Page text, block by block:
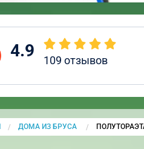
4.9 109 отзывов
ДОМА ИЗ БРУСА CURRENT: